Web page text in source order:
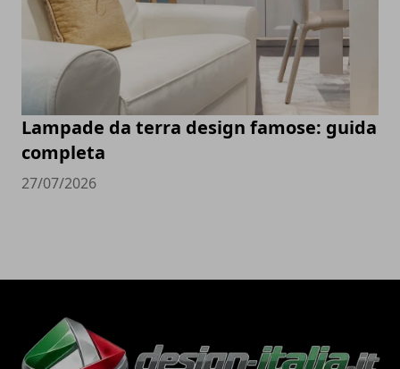
Lampade da terra design famose: guida
completa
27/07/2026